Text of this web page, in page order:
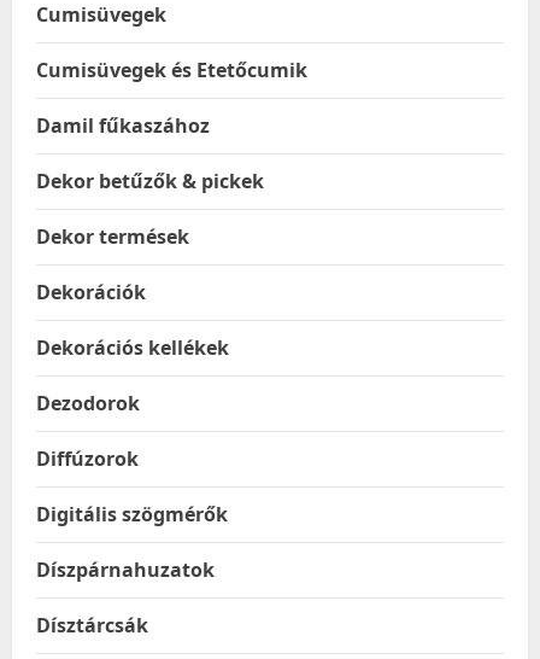
Cumisüvegek
Cumisüvegek és Etetőcumik
Damil fűkaszához
Dekor betűzők & pickek
Dekor termések
Dekorációk
Dekorációs kellékek
Dezodorok
Diffúzorok
Digitális szögmérők
Díszpárnahuzatok
Dísztárcsák